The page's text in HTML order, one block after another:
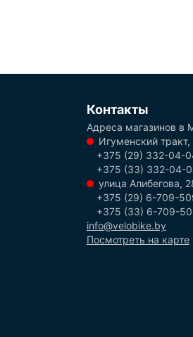
Контакты
Адреса магазинов в
Игуменский тракт,
+375 (29) 332-04-
+375 (33) 332-04-
улица Алибегова,
+375 (29) 6-709-
+375 (33) 6-709-
info@velobike.by
Посмотреть на карте